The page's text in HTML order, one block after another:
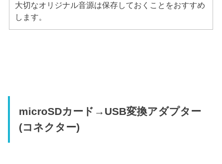
大切なオリジナル音源は保存しておくことをおすすめ
します。
microSDカード→USB変換アダプター
(コネクター)